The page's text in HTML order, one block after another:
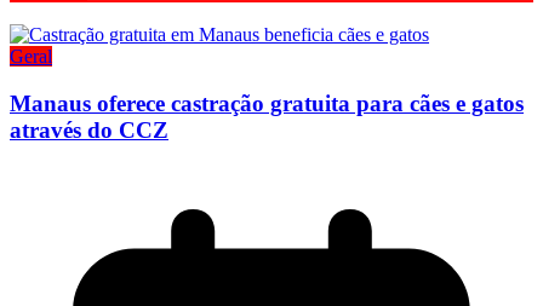
Geral
Manaus oferece castração gratuita para cães e gatos
através do CCZ